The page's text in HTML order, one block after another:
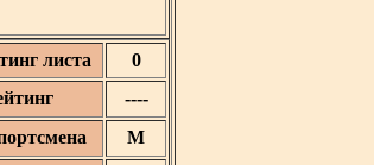
листа
0
----
М